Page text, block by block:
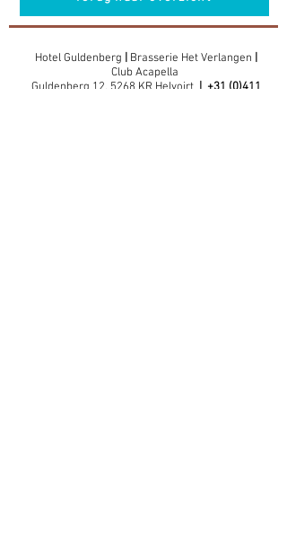
Hotel Guldenberg Brasserie Het Verlangen
Club Acapella
Guldenberg 12, 5268 KR Helvoirt | +31 (0)411